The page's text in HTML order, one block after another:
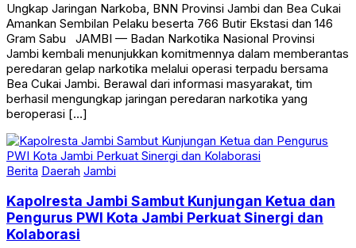
Ungkap Jaringan Narkoba, BNN Provinsi Jambi dan Bea Cukai
Amankan Sembilan Pelaku beserta 766 Butir Ekstasi dan 146
Gram Sabu JAMBI — Badan Narkotika Nasional Provinsi
Jambi kembali menunjukkan komitmennya dalam memberantas
peredaran gelap narkotika melalui operasi terpadu bersama
Bea Cukai Jambi. Berawal dari informasi masyarakat, tim
berhasil mengungkap jaringan peredaran narkotika yang
beroperasi […]
Berita Daerah Jambi
Kapolresta Jambi Sambut Kunjungan Ketua dan
Pengurus PWI Kota Jambi Perkuat Sinergi dan
Kolaborasi